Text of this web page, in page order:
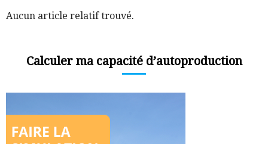
Aucun article relatif trouvé.
Calculer ma capacité d’autoproduction